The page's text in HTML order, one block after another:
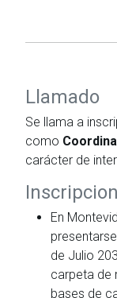
Llamado
Se llama a
como
carácter de
En
de Julio
carpeta de
bases de